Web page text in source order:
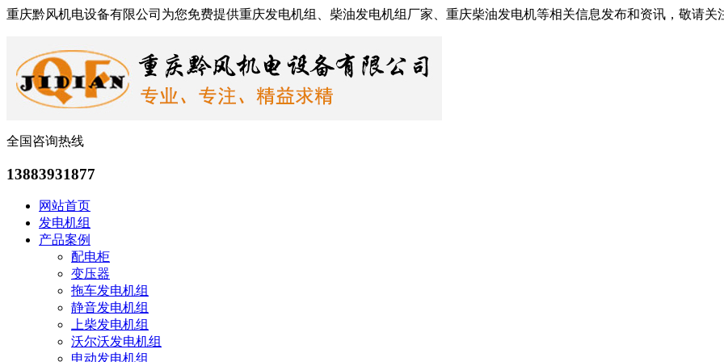
重庆黔风机电设备有限公司为您免费提供重庆发电机组、柴油发电机组厂家、重庆柴油发电机等相关信息发布和资讯，敬请关
全国咨询热线
13883931877
网站首页
发电机组
产品案例
配电柜
变压器
拖车发电机组
静音发电机组
上柴发电机组
沃尔沃发电机组
申动发电机组